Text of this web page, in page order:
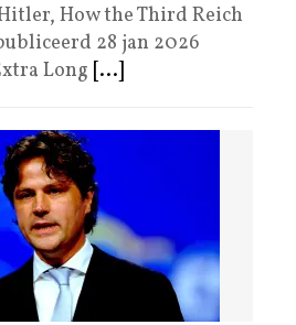
How the Third Reich
28 jan 2026
Long [...]